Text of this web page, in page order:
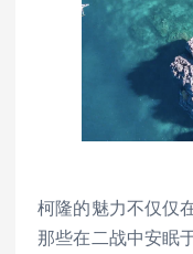
柯隆的魅力不仅仅
那些在二战中安眠